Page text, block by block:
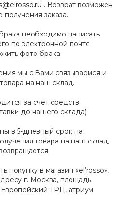
. Возврат возможен
получения заказа.
необходимо написать
по электронной почте
фото брака.
мы с Вами связываемся и
на наш склад.
за счет средств
до нашего склада)
в 5-дневный срок на
товара на наш склад,
покупку в магазин «el’rosso»,
г. Москва, площадь
Европейский ТРЦ, атриум